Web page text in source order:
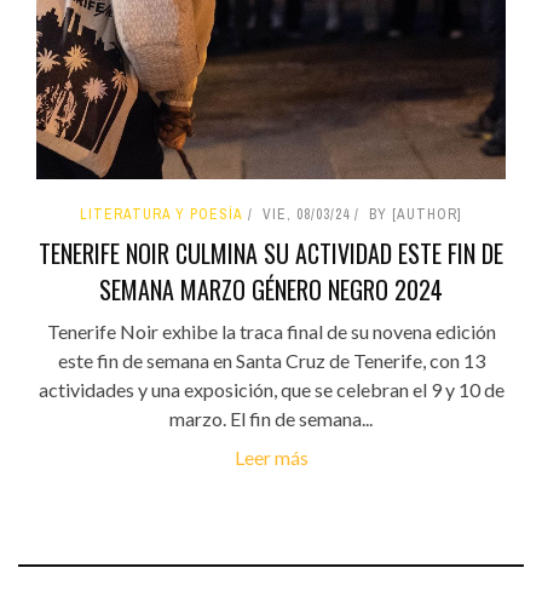
LITERATURA Y POESÍA VIE, 08/03/24 BY [AUTHOR]
TENERIFE NOIR CULMINA SU ACTIVIDAD ESTE FIN DE
SEMANA MARZO GÉNERO NEGRO 2024
Tenerife Noir exhibe la traca final de su novena edición
este fin de semana en Santa Cruz de Tenerife, con 13
actividades y una exposición, que se celebran el 9 y 10 de
marzo. El fin de semana...
Leer más